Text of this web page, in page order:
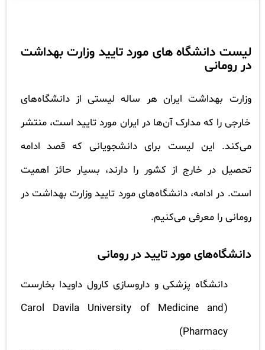
لیست دانشگاه های مورد تایید وزارت بهداشت
در رومانی
وزارت بهداشت ایران هر ساله لیستی از دانشگاه‌های
خارجی را که مدارک آن‌ها در ایران مورد تایید است، منتشر
می‌کند. این لیست برای دانشجویانی که قصد ادامه
تحصیل در خارج از کشور را دارند، بسیار حائز اهمیت
است. در ادامه، دانشگاه‌های مورد تایید وزارت بهداشت در
رومانی را معرفی می‌کنیم.
دانشگاه‌های مورد تایید در رومانی
دانشگاه پزشکی و داروسازی کارول داویدا بخارست
(Carol Davila University of Medicine and
Pharmacy)